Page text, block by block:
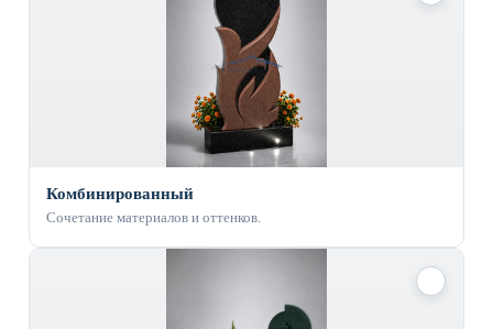
Комбинированный
Сочетание материалов и оттенков.